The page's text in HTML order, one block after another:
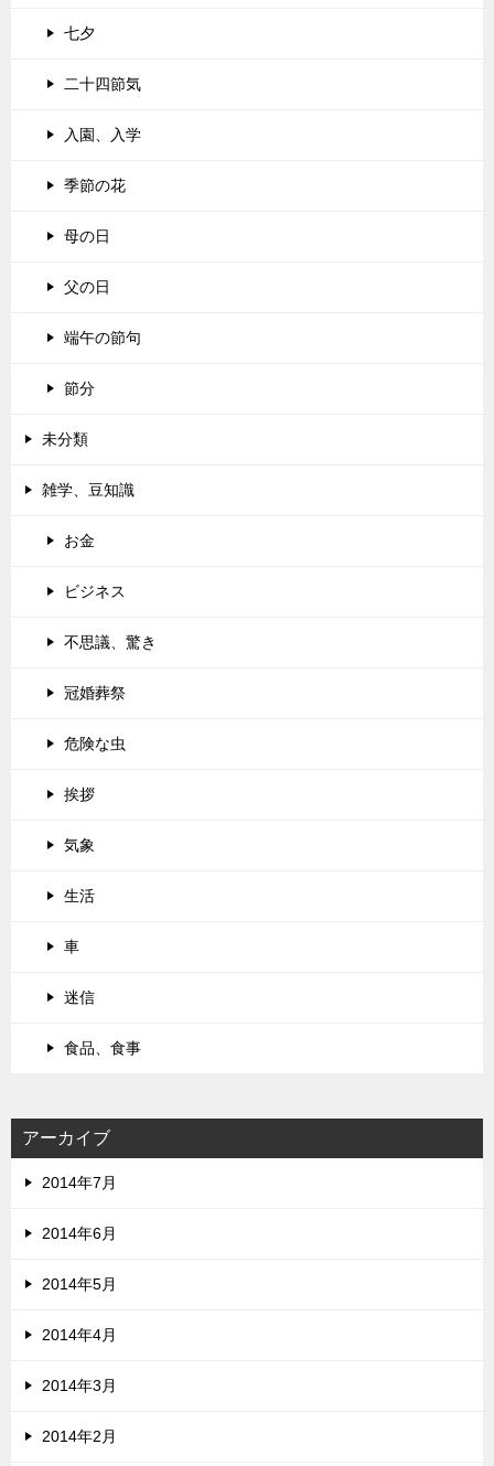
七夕
二十四節気
入園、入学
季節の花
母の日
父の日
端午の節句
節分
未分類
雑学、豆知識
お金
ビジネス
不思議、驚き
冠婚葬祭
危険な虫
挨拶
気象
生活
車
迷信
食品、食事
アーカイブ
2014年7月
2014年6月
2014年5月
2014年4月
2014年3月
2014年2月